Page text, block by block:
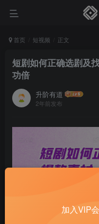
首页 短视频 正文
短剧如何正确选剧及
功倍
升阶有道
2年前发布
加入VIP